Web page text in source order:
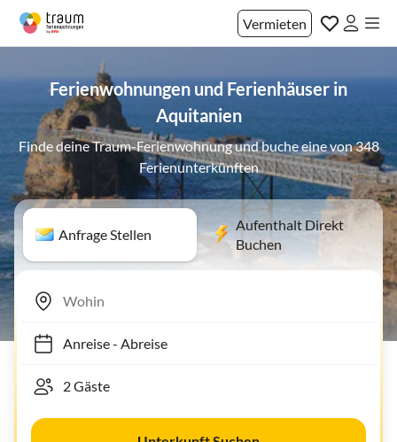
Vermieten
Ferienwohnungen und Ferienhäuser in
Aquitanien
Finde deine Traum-Ferienwohnung und buche eine von 348
Ferienunterkünften
Anfrage Stellen
Aufenthalt Direkt
Buchen
Anreise- Abreise